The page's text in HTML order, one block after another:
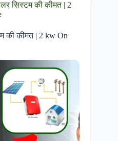
सिस्टम की कीमत | 2
की कीमत | 2 kw On